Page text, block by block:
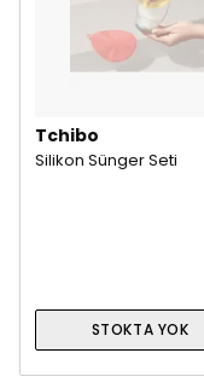
Tchibo
Silikon Sünger Seti
STOKTA YOK